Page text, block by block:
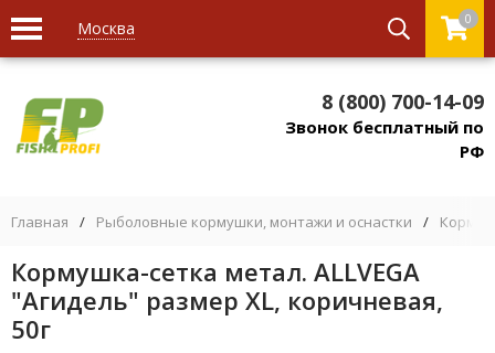
Москва 0
8 (800) 700-14-09
Звонок бесплатный по
РФ
Главная / Рыболовные кормушки, монтажи и оснастки /
Кормушка-сетка метал. ALLVEGA
"Агидель" размер XL, коричневая,
50г